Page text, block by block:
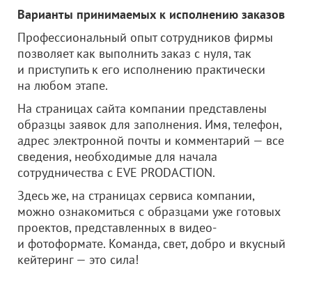
Варианты принимаемых к исполнению заказов
Профессиональный опыт сотрудников фирмы
позволяет как выполнить заказ с нуля, так
и приступить к его исполнению практически
на любом этапе.
На страницах сайта компании представлены
образцы заявок для заполнения. Имя, телефон,
адрес электронной почты и комментарий — все
сведения, необходимые для начала
сотрудничества с EVE PRODACTION.
Здесь же, на страницах сервиса компании,
можно ознакомиться с образцами уже готовых
проектов, представленных в видео-
и фотоформате. Команда, свет, добро и вкусный
кейтеринг — это сила!